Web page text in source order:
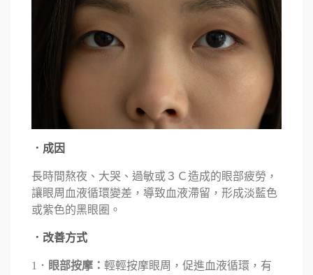
．成因
長時間熬夜、大哭、過敏或３Ｃ造成的眼部疲勞，
讓眼周血液循環變差，導致血液滯留，形成淡藍色
或紫色的黑眼圈。
．改善方式
1． 眼部按摩： 輕輕按摩眼周，促進血液循環，有